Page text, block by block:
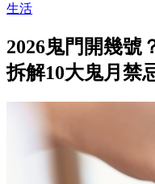
生活
2026鬼門開幾號
拆解10大鬼月禁